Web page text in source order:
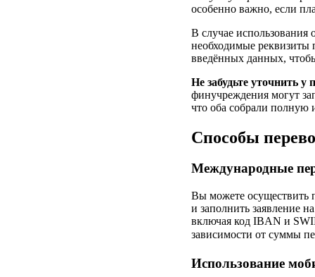
особенно важно, если
В случае использования
необходимые реквизиты
введённых данных,
Не забудьте уточнить
финучреждения могут
что оба собрали полную
Способы
Международные
Вы можете осуществить
и заполнить заявление
включая код IBAN и
зависимости от суммы
Использование